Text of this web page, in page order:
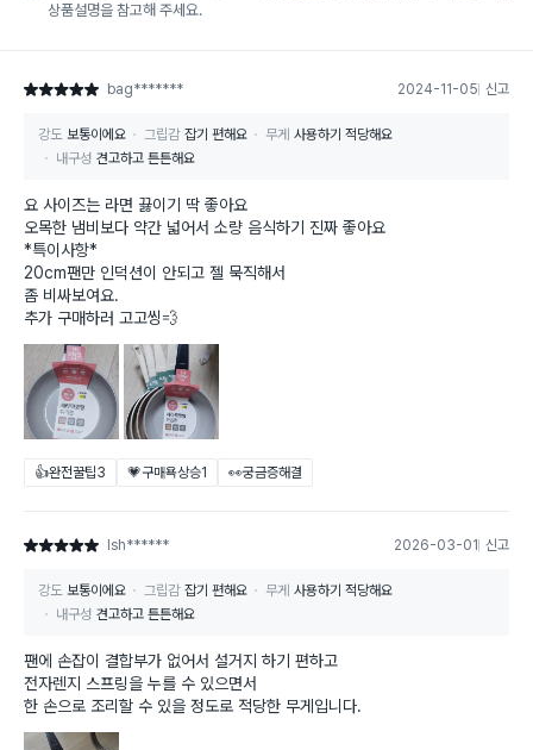
상품설명을 참고해 주세요.
별점 5점 bag******* 2024-11-05 신고
강도 보통이에요 그립감 잡기 편해요 무게 사용하기 적당해요
내구성 견고하고 튼튼해요
요 사이즈는 라면 끓이기 딱 좋아요
오목한 냄비보다 약간 넓어서 소량 음식하기 진짜 좋아요
*특이사항*
20cm팬만 인덕션이 안되고 젤 묵직해서
좀 비싸보여요.
추가 구매하러 고고씽💨
👍완전꿀팁3 💗구매욕상승1 👀궁금증해결
별점 5점 lsh****** 2026-03-01 신고
강도 보통이에요 그립감 잡기 편해요 무게 사용하기 적당해요
내구성 견고하고 튼튼해요
팬에 손잡이 결합부가 없어서 설거지 하기 편하고
전자렌지 스프링을 누를 수 있으면서
한 손으로 조리할 수 있을 정도로 적당한 무게입니다.